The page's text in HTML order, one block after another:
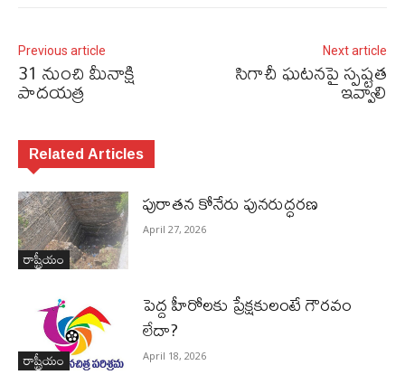
Previous article
31 నుంచి మీనాక్షి
పాద‌య‌త్ర‌
Next article
సిగాచీ ఘటనపై స్పష్టత
ఇవ్వాలి
Related Articles
రాష్ట్రీయం
పురాత‌న కోనేరు పున‌రుద్ధ‌ర‌ణ
April 27, 2026
రాష్ట్రీయం
పెద్ద హీరోల‌కు ప్రేక్ష‌కులంటే గౌర‌వం
లేదా?
April 18, 2026